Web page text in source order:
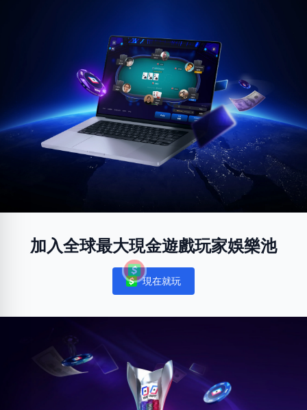
加入全球最大現金遊戲玩家娛樂池
Notifications
現在就玩